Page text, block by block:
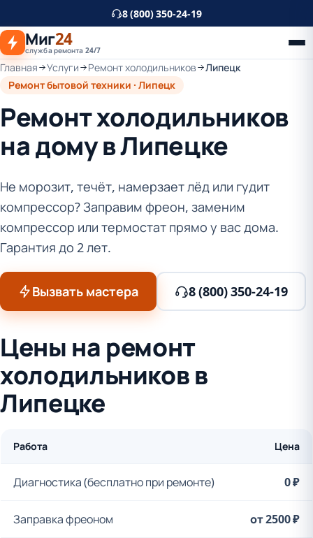
основному
контенту
8 (800) 350-24-19
Миг24
служба ремонта 24/7
Главная Услуги Ремонт холодильников
Липецк
Ремонт бытовой техники · Липецк
Ремонт холодильников
на дому в Липецке
Не морозит, течёт, намерзает лёд или гудит
компрессор? Заправим фреон, заменим
компрессор или термостат прямо у вас дома.
Гарантия до 2 лет.
Вызвать мастера 8 (800) 350-24-19
Цены на ремонт
холодильников в
Липецке
Работа Цена
Диагностика (бесплатно при ремонте) 0 ₽
Заправка фреоном от 2500 ₽